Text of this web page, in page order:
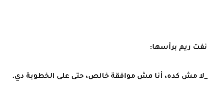
نفت ريم برأسها:
_لا مش كده، أنا مش موافقة خالص، حتى على الخطوبة دي.